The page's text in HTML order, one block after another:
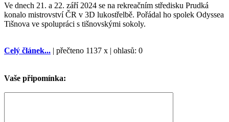
Ve dnech 21. a 22. září 2024 se na rekreačním středisku Prudká
konalo mistrovství ČR v 3D lukostřelbě. Pořádal ho spolek Odyssea
Tišnova ve spolupráci s tišnovskými sokoly.
Celý článek... | přečteno 1137 x | ohlasů: 0
Vaše připomínka: